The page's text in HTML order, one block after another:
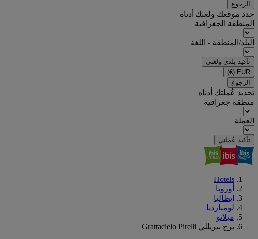
الرجوع
حدد موقعك ولغتك أدناه
المنطقة الجغرافية
البلد/المنطقة - اللغة
تأكيد بلدي ولغتي
EUR
(€)
الرجوع
تحديد عُملتك أدناه
منطقة جغرافية
العملة
تأكيد عُملتي
Hotels
أوروبا
إيطاليا
لومبارديا
ميلانو
برج بيريللي Grattacielo Pirelli